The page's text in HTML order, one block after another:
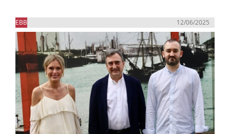
EBB 12/06/2025